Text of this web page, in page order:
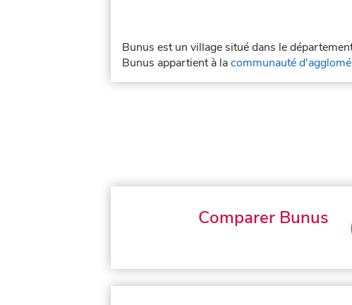
Bunus est un village situé dans le
Bunus appartient à lacommunauté
Comparer Bunus